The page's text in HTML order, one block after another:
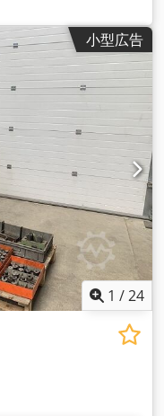
小型広告
1 /24